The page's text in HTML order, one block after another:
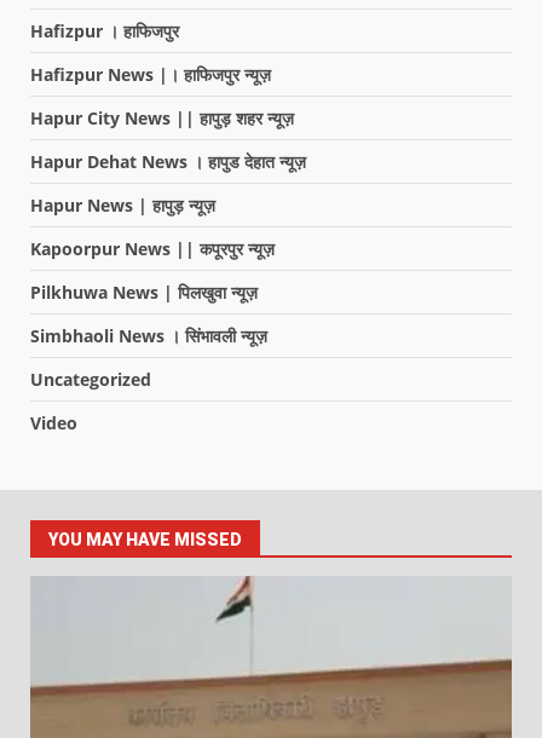
Hafizpur । हाफिजपुर
Hafizpur News |। हाफिजपुर न्यूज़
Hapur City News || हापुड़ शहर न्यूज़
Hapur Dehat News । हापुड देहात न्यूज़
Hapur News | हापुड़ न्यूज़
Kapoorpur News || कपूरपुर न्यूज़
Pilkhuwa News | पिलखुवा न्यूज़
Simbhaoli News । सिंभावली न्यूज़
Uncategorized
Video
YOU MAY HAVE MISSED